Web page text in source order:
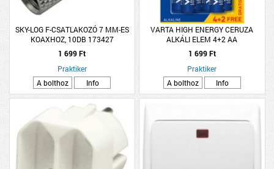
SKY-LOG F-CSATLAKOZÓ 7 MM-ES
KOAXHOZ, 10DB 173427
1 699 Ft
Praktiker
A bolthoz
Info
VARTA HIGH ENERGY CERUZA
ALKÁLI ELEM 4+2 AA
1 699 Ft
Praktiker
A bolthoz
Info